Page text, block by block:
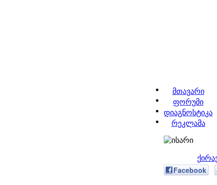
მთავარი
ფორუმი
დიაგნოსტიკა
რეკლამა
Facebook